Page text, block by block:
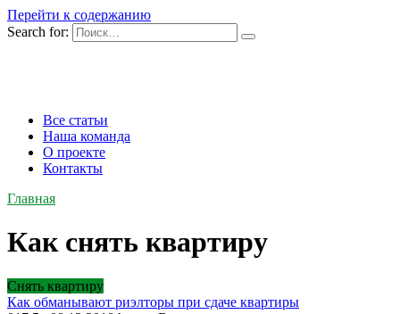
Перейти к содержанию
Search for:
Все статьи
Наша команда
О проекте
Контакты
Главная
Как снять квартиру
Снять квартиру
Как обманывают риэлторы при сдаче квартиры